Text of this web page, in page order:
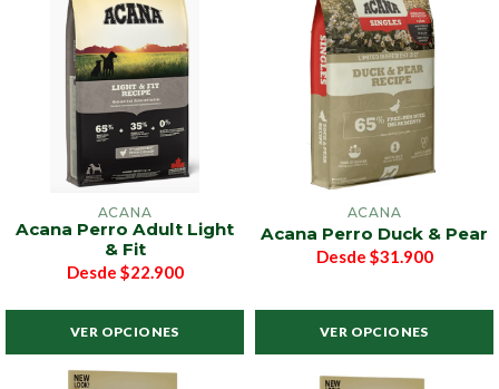
ACANA
Acana Perro Adult Light
& Fit
Desde $22.900
VER OPCIONES
ACANA
Acana Perro Duck & Pear
Desde $31.900
VER OPCIONES